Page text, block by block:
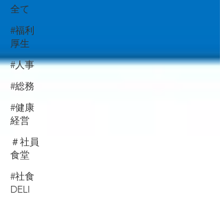
全て
#福利
厚生
#人事
#総務
#健康
経営
＃社員
食堂
#社食
DELI